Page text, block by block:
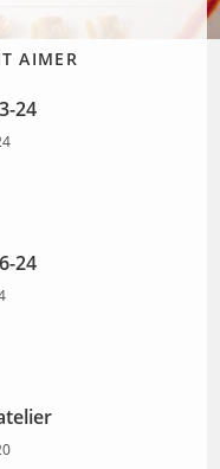
AIMER
24
24